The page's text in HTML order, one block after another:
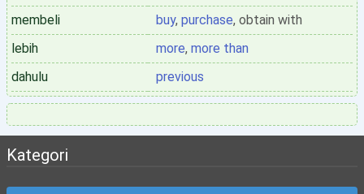
membeli
buy, purchase, obtain with
lebih
more, more than
dahulu
previous
Kategori